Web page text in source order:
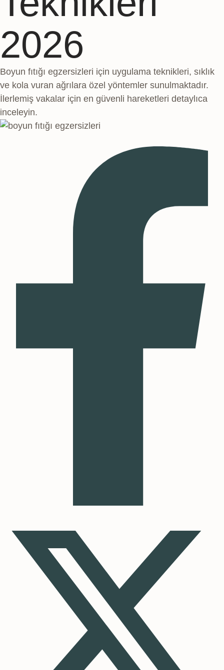
2026
Boyun fıtığı egzersizleri için uygulama teknikleri, sıklık
ve kola vuran ağrılara özel yöntemler sunulmaktadır.
İlerlemiş vakalar için en güvenli hareketleri detaylıca
inceleyin.